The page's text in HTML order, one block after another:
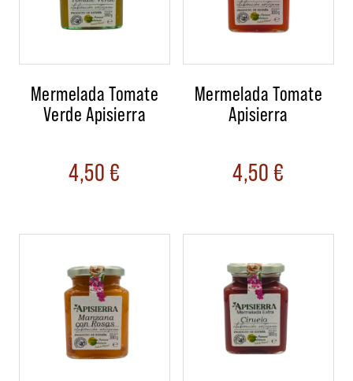
Mermelada Tomate
Verde Apisierra
4,50€
Mermelada Tomate
Apisierra
4,50€